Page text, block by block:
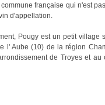
française qui n'est
d'appellation.
Pougy est un petit village
l' Aube (10) de la région
de Troyes et au